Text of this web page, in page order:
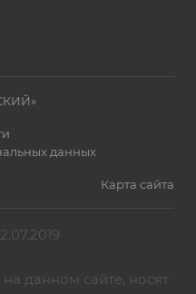
данных
Карта сайта
данном сайте, носят